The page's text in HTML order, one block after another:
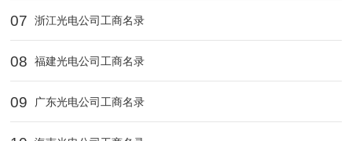
07 浙江光电公司工商名录
08 福建光电公司工商名录
09 广东光电公司工商名录